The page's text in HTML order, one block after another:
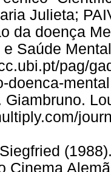
Julieta;
da doença
Saúde
pag/
doenca-
Giambruno.
Cinema